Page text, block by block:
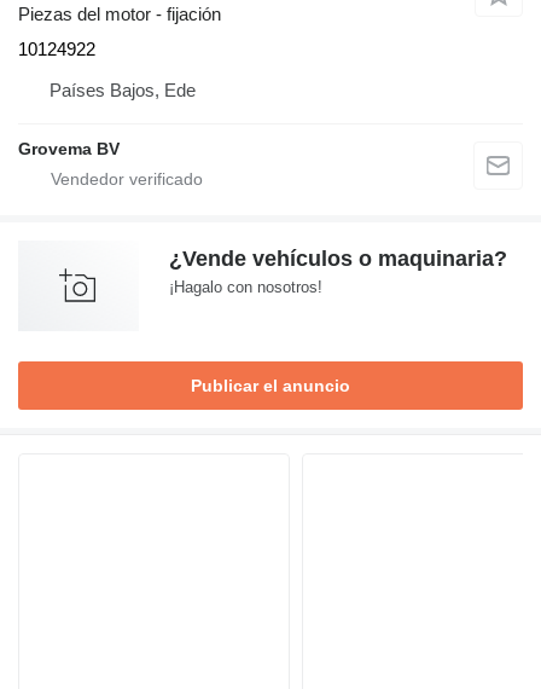
Piezas del motor - fijación
10124922
Países Bajos, Ede
Grovema BV
¿Vende vehículos o maquinaria?
¡Hagalo con nosotros!
Publicar el anuncio